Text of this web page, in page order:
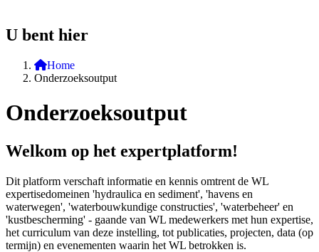
U bent hier
Home
Onderzoeksoutput
Onderzoeksoutput
Welkom op het expertplatform!
Dit platform verschaft informatie en kennis omtrent de WL
expertisedomeinen 'hydraulica en sediment', 'havens en
waterwegen', 'waterbouwkundige constructies', 'waterbeheer' en
'kustbescherming' - gaande van WL medewerkers met hun expertise,
het curriculum van deze instelling, tot publicaties, projecten, data (op
termijn) en evenementen waarin het WL betrokken is.